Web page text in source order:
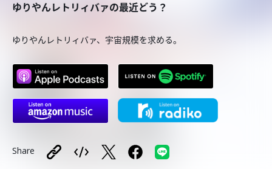
ゆりやんレトリィバァの最近どう？
ゆりやんレトリィバァ、宇宙規模を求める。
Share